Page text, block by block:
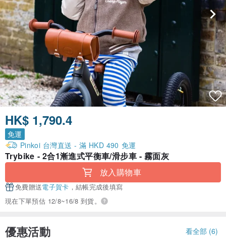
HK$ 1,790.4
免運
Pinkoi 台灣直送 - 滿 HKD 490 免運
Trybike - 2合1漸進式平衡車/滑步車 - 霧面灰
放入購物車
免費贈送電子賀卡 ，結帳完成後填寫
現在下單預估 12/8~16/8 到貨。
優惠活動 看全部 (6)